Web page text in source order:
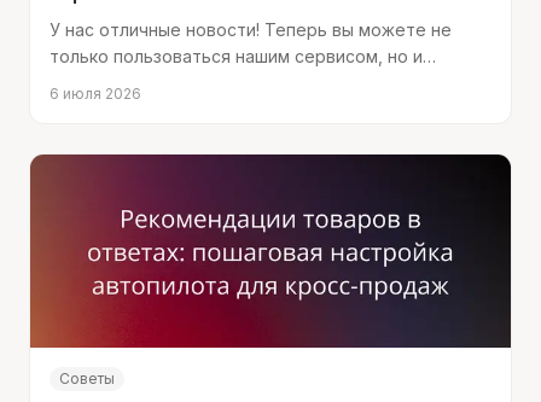
У нас отличные новости! Теперь вы можете не
только пользоваться нашим сервисом, но и
6 июля 2026
Советы